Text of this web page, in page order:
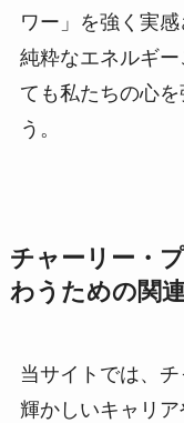
ワー」を強く実
純粋なエネルギ
ても私たちの心
う。
チャーリー・
わうための関
当サイトでは、
輝かしいキャリ